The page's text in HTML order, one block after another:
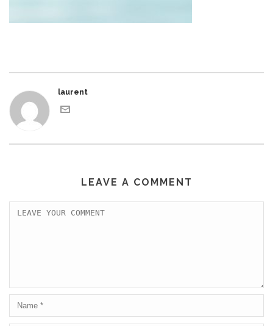
laurent
LEAVE A COMMENT